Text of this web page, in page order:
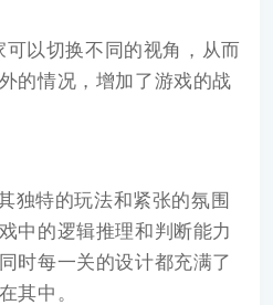
以切换不同的视角，从而
的情况，增加了游戏的战
独特的玩法和紧张的氛围
中的逻辑推理和判断能力
时每一关的设计都充满了
其中。